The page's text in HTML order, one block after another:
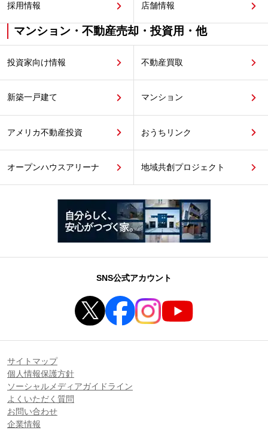
採用情報 店舗情報
マンション・不動産売却・投資用・他
投資家向け情報 不動産買取
新築一戸建て マンション
アメリカ不動産投資 おうちリンク
オープンハウスアリーナ 地域共創プロジェクト
SNS公式アカウント
サイトマップ
個人情報保護方針
ソーシャルメディアガイドライン
よくいただく質問
お問い合わせ
企業情報